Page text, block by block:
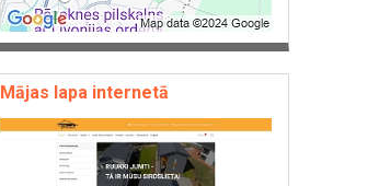
Mājas lapa internetā